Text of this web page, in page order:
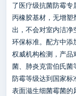
了医疗级抗菌防霉
丙橡胶基材，无增塑
出，不会对室内洁净
环保标准。配方中添
权威机构检测，产品
菌、肺炎克雷伯氏菌
防霉等级达到国家标
表面滋生细菌霉菌的